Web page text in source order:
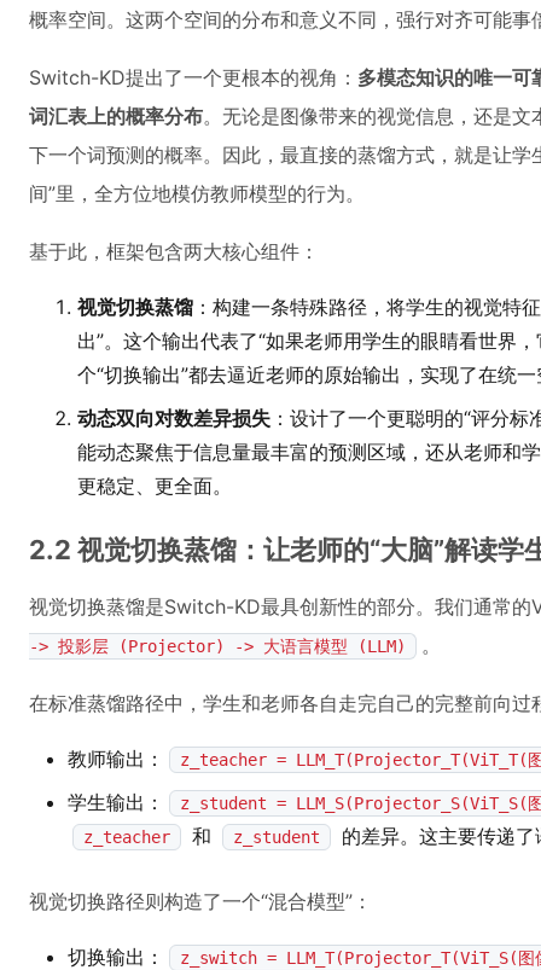
概率空间。这两个空间的分布和意义不同，强行对齐可能事
Switch-KD提出了一个更根本的视角： 多模态知识的唯一可
词汇表上的概率分布。无论是图像带来的视觉信息，还是
下一个词预测的概率。因此，最直接的蒸馏方式，就是让
间”里，全方位地模仿教师模型的行为。
基于此，框架包含两大核心组件：
视觉切换蒸馏 ：构建一条特殊路径，将学生的视觉特
出”。这个输出代表了“如果老师用学生的眼睛看世界
个“切换输出”都去逼近老师的原始输出，实现了在统
动态双向对数差异损失 ：设计了一个更聪明的“评分
能动态聚焦于信息量最丰富的预测区域，还从老师和
更稳定、更全面。
2.2 视觉切换蒸馏：让老师的“大脑”解读学
视觉切换蒸馏是Switch-KD最具创新性的部分。我们通常的
-> 投影层 (Projector) -> 大语言模型 (LLM) 。
在标准蒸馏路径中，学生和老师各自走完自己的完整前向过
教师输出： z_teacher = LLM_T(Projector_T(ViT_T(
学生输出：
z_student = LLM_S(Projector_S(ViT_S(
z_teacher
和 z_student 的差异。这主要传递
视觉切换路径则构造了一个“混合模型”：
切换输出： z_switch = LLM_T(Projector_T(ViT_S(